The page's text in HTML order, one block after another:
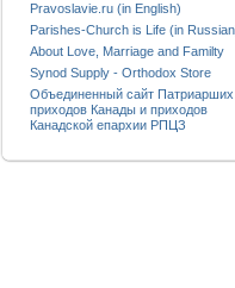
Pravoslavie.ru (in English)
Parishes-Church is Life (in
About Love, Marriage and Familty
Synod Supply - Orthodox Store
Объединенный сайт Патриарших
приходов Канады и приходов
Канадской епархии РПЦЗ